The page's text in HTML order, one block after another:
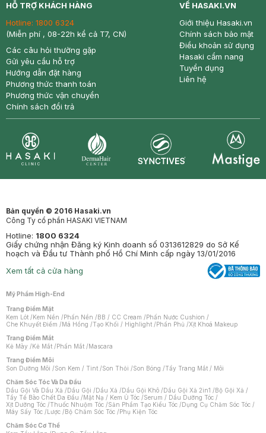
HỖ TRỢ KHÁCH HÀNG
Hotline: 1800 6324
(Miễn phí , 08-22h kể cả T7, CN)
Các câu hỏi thường gặp
Gửi yêu cầu hỗ trợ
Hướng dẫn đặt hàng
Phương thức thanh toán
Phương thức vận chuyển
Chính sách đổi trả
VỀ HASAKI.VN
Giới thiệu Hasaki.vn
Chính sách bảo mật
Điều khoản sử dụng
Hasaki cẩm nang
Tuyển dụng
Liên hệ
Bản quyền © 2016 Hasaki.vn
Công Ty cổ phần HASAKI VIETNAM
Hotline: 1800 6324
Giấy chứng nhận Đăng ký Kinh doanh số 0313612829 do Sở Kế
hoạch và Đầu tư Thành phố Hồ Chí Minh cấp ngày 13/01/2016
Xem tất cả cửa hàng
Mỹ Phẩm High-End
Trang Điểm Mặt
Kem Lót /Kem Nền /Phấn Nền /BB / CC Cream /Phấn Nước Cushion /
Che Khuyết Điểm /Má Hồng /Tạo Khối / Highlight /Phấn Phủ /Xịt Khoá Makeup
Trang Điểm Mắt
Kẻ Mày /Kẻ Mắt /Phấn Mắt /Mascara
Trang Điểm Môi
Son Dưỡng Môi /Son Kem / Tint /Son Thỏi /Son Bóng /Tẩy Trang Mắt / Môi
Chăm Sóc Tóc Và Da Đầu
Dầu Gội Và Dầu Xả /Dầu Gội /Dầu Xả /Dầu Gội Khô /Dầu Gội Xả 2in1 /Bộ Gội Xả /
Tẩy Tế Bào Chết Da Đầu /Mặt Nạ / Kem Ủ Tóc /Serum / Dầu Dưỡng Tóc /
Xịt Dưỡng Tóc /Thuốc Nhuộm Tóc /Sản Phẩm Tạo Kiểu Tóc /Dụng Cụ Chăm Sóc Tóc /
Máy Sấy Tóc /Lược /Bộ Chăm Sóc Tóc /Phụ Kiện Tóc
Chăm Sóc Cơ Thể